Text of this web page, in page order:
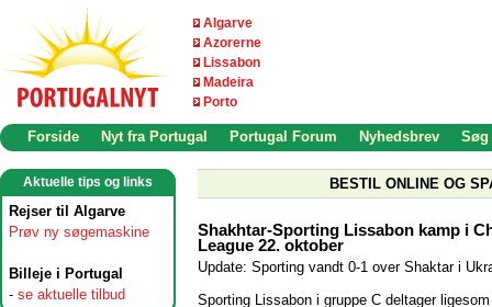
Algarve
Azorerne
Lissabon
Madeira
Porto
Forside Nyt fra Portugal Portugal Forum Nyhedsbrev Søg
Aktuelle tips og links
Rejser til Algarve
Prøv ny søgemaskine
Billeje i Portugal
- se aktuelle tilbud
BESTIL ONLINE OG
Shakhtar-Sporting Lissabon kamp i
League 22. oktober
Update: Sporting vandt 0-1 over Shaktar i
Sporting Lissabon i gruppe C deltager